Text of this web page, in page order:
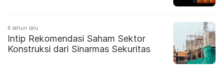
6 tahun lalu
Intip Rekomendasi Saham Sektor
Konstruksi dari Sinarmas Sekuritas